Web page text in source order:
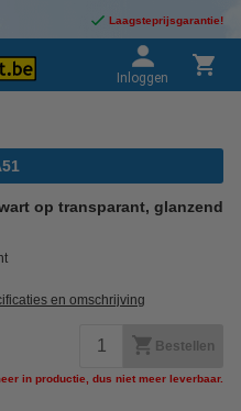
Laagsteprijsgarantie!
Inloggen
op transparant, glanzend
en omschrijving
Bestellen
in productie, dus niet meer leverbaar.